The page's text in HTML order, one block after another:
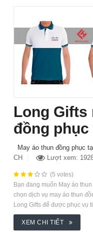
Long Gifts
đồng
May áo thun đồng phục
CH
Lượt xem:
(5 votes)
Bạn đang muốn May áo
chọn dịch vụ may áo thun
Long Gifts để được phục vụ
XEM CHI TIẾT